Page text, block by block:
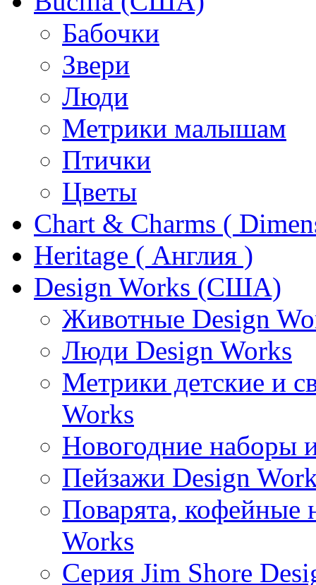
Бабочки
Звери
Люди
Метрики малышам
Птички
Цветы
Chart & Charms (
Heritage ( Англия )
Design Works (США)
Животные Design
Люди Design Works
Метрики детские и
Works
Новогодние наборы
Пейзажи Design
Поварята, кофейные
Works
Серия Jim Shore